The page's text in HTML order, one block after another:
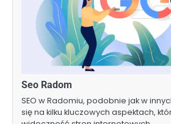
Seo Radom
SEO w Radomiu, podobnie jak w
się na kilku kluczowych aspektach,